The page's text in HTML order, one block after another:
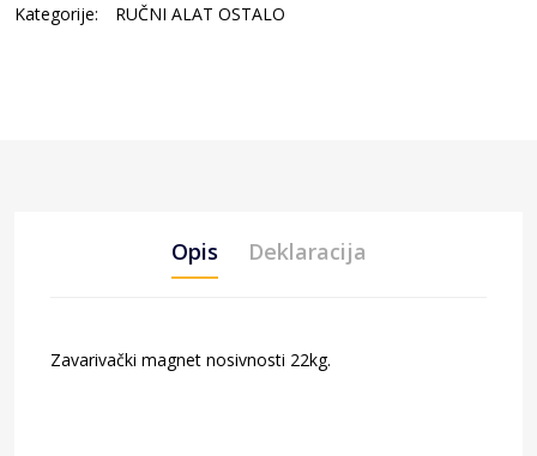
Kategorije:
RUČNI ALAT OSTALO
Opis Deklaracija
Zavarivački magnet nosivnosti 22kg.